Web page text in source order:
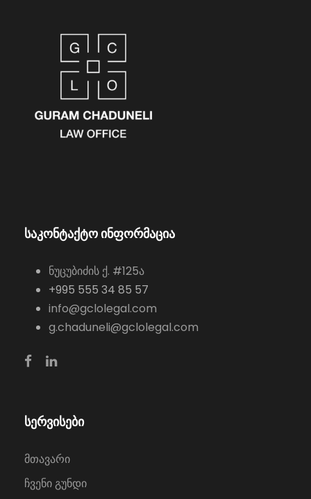
საკონტაქტო ინფორმაცია
ნუცუბიძის ქ. #125ა
+995 555 34 85 57
info@gclolegal.com
g.chaduneli@gclolegal.com
სერვისები
მთავარი
ჩვენი გუნდი